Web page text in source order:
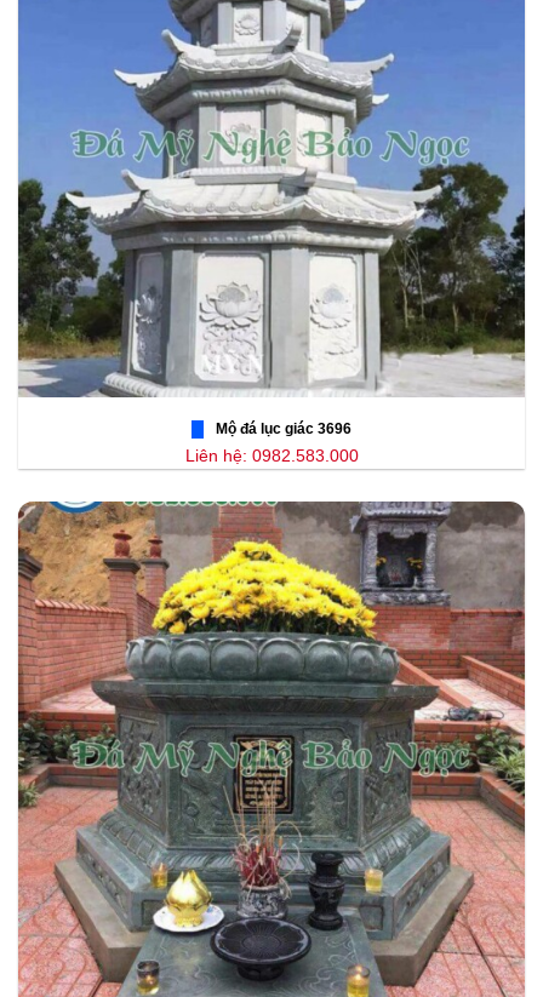
Mộ đá lục giác 3696
Liên hệ: 0982.583.000